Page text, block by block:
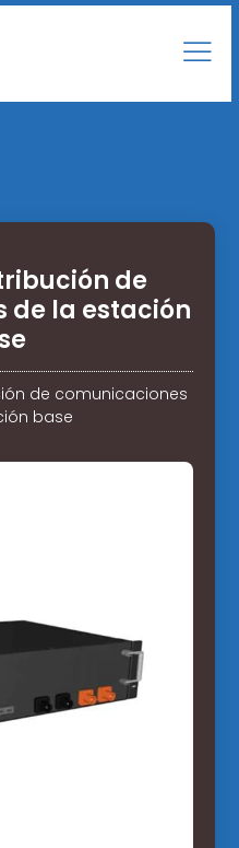
de
de la estación
de comunicaciones
base